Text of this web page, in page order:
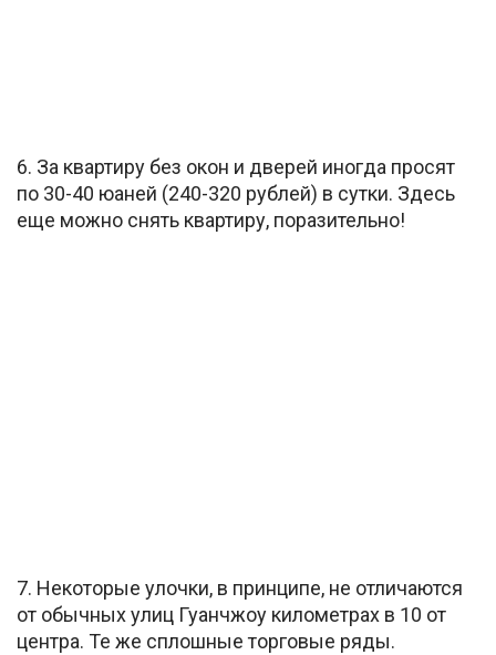
6. За квартиру без окон и дверей иногда просят
по 30-40 юаней (240-320 рублей) в сутки. Здесь
еще можно снять квартиру, поразительно!
7. Некоторые улочки, в принципе, не отличаются
от обычных улиц Гуанчжоу километрах в 10 от
центра. Те же сплошные торговые ряды.